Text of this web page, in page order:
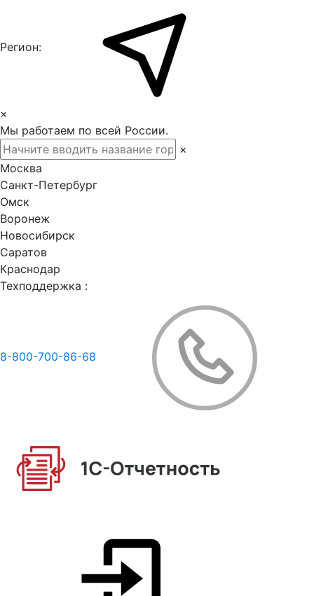
Регион:
×
Мы работаем по всей России.
×
Москва
Санкт-Петербург
Омск
Воронеж
Новосибирск
Саратов
Краснодар
Техподдержка :
8-800-700-86-68